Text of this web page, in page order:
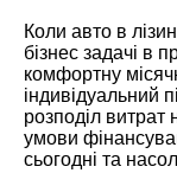
Коли авто в
бізнес задачі в
комфортну
індивідуальний
розподіл витрат
умови
сьогодні та